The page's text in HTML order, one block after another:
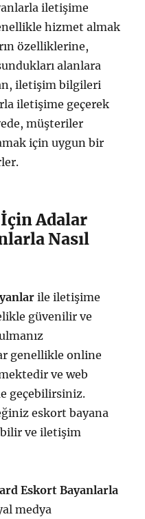
iletişime
hizmet almak
özelliklerine,
alanlara
iletişim bilgileri
iletişime geçerek
müşteriler
için uygun bir
Adalar
Nasıl
ile iletişime
güvenilir ve
genellikle online
ve web
geçebilirsiniz.
eskort bayana
ve iletişim
Eskort Bayanlarla
medya